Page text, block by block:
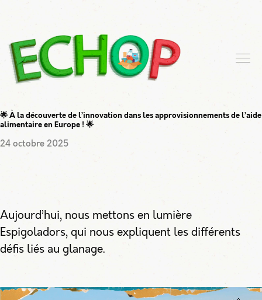
🌟 À la découverte de l’innovation dans les approvisionnements de l’aide
alimentaire en Europe ! 🌟
24 octobre 2025
Aujourd’hui, nous mettons en lumière
Espigoladors, qui nous expliquent les différents
défis liés au glanage.
Lecteur